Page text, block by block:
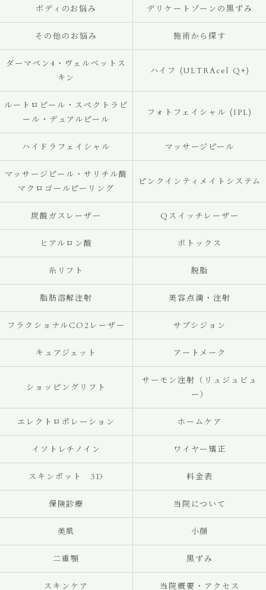
ボディのお悩み デリケートゾーンの黒ずみ
その他のお悩み 施術から探す
ダーマペン4・ヴェルベットス
キン
ハイフ (ULTRAcel Q+)
ルートロピール・スペクトラピ
ール・デュアルピール
フォトフェイシャル (IPL)
ハイドラフェイシャル マッサージピール
マッサージピール・サリチル酸
マクロゴールピーリング
ピンクインティメイトシステム
炭酸ガスレーザー Qスイッチレーザー
ヒアルロン酸 ボトックス
糸リフト 脱脂
脂肪溶解注射 美容点滴・注射
フラクショナルCO2レーザー サブシジョン
キュアジェット アートメーク
ショッピングリフト
サーモン注射（リュジュビュ
ー）
エレクトロポレーション ホームケア
イソトレチノイン ワイヤー矯正
スキンポット 3D 料金表
保険診療 当院について
美肌 小顔
二重顎 黒ずみ
スキンケア 当院概要・アクセス